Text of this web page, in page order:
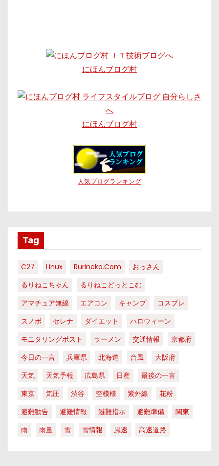
にほんブログ村
にほんブログ村
人気ブログランキング
Tag
C27 Linux Rurineko.com
おっさん
るりねこちゃん
るりねこどっとこむ
アマチュア無線
エアコン キャンプ
コスプレ
スノボ
セレナ ダイエット
ハロウィーン
モニタリングポスト
ラーメン 交通情報
京都府
今日の一言
兵庫県 北海道 台風
大阪府
天気
天気予報 広島県 日産
最後の一言
東京
気圧 渋谷 空模様 紫外線
花粉
避難勧告
避難情報 避難指示 避難準備
関東
雨
雨量 雪 雪情報 風速 高速道路